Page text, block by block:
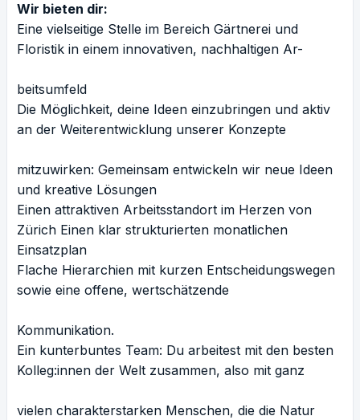
Wir bieten dir:
Eine vielseitige Stelle im Bereich Gärtnerei und
Floristik in einem innovativen, nachhaltigen Ar-
beitsumfeld
Die Möglichkeit, deine Ideen einzubringen und aktiv
an der Weiterentwicklung unserer Konzepte
mitzuwirken: Gemeinsam entwickeln wir neue Ideen
und kreative Lösungen
Einen attraktiven Arbeitsstandort im Herzen von
Zürich Einen klar strukturierten monatlichen
Einsatzplan
Flache Hierarchien mit kurzen Entscheidungswegen
sowie eine offene, wertschätzende
Kommunikation.
Ein kunterbuntes Team: Du arbeitest mit den besten
Kolleg:innen der Welt zusammen, also mit ganz
vielen charakterstarken Menschen, die die Natur